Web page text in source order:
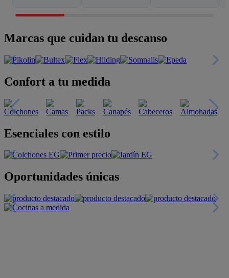
Marcas que cuidan tu descanso
Confort a tu medida
Esenciales con estilo
Oportunidades únicas